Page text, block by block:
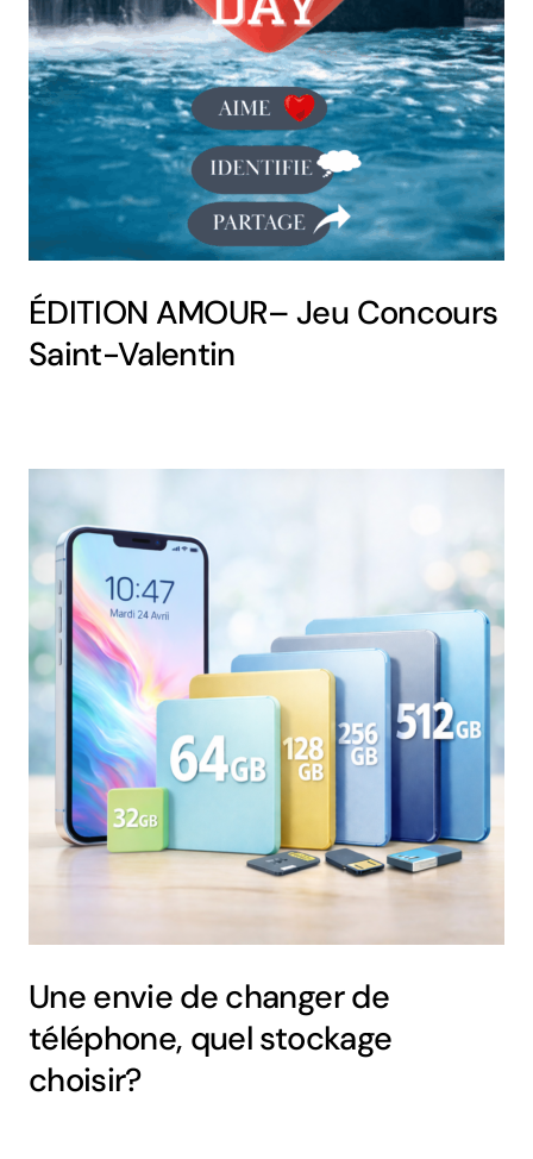
ÉDITION AMOUR– Jeu Concours
Saint-Valentin
Une envie de changer de
téléphone, quel stockage
choisir?